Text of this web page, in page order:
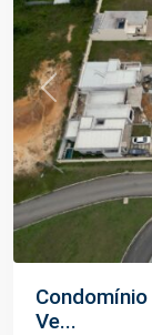
Previous
Ve...